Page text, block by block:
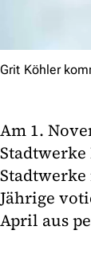
Grit Köhler
Am 1.
Jährige
April aus